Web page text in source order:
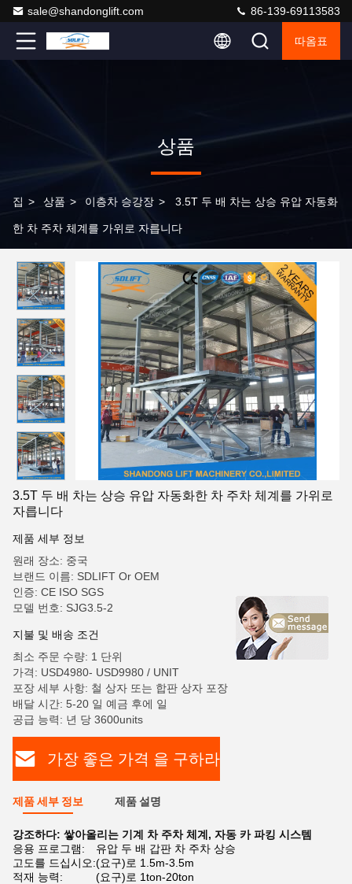
sale@shandonglift.com 86-139-69113583
따옴표
상품
집 > 상품 > 이층차 승강장 > 3.5T 두 배 차는 상승 유압 자동화
한 차 주차 체계를 가위로 자릅니다
3.5T 두 배 차는 상승 유압 자동화한 차 주차 체계를 가위로
자릅니다
제품 세부 정보
원래 장소: 중국
브랜드 이름: SDLIFT Or OEM
인증: CE ISO SGS
모델 번호: SJG3.5-2
지불 및 배송 조건
최소 주문 수량: 1 단위
가격: USD4980- USD9980 / UNIT
포장 세부 사항: 철 상자 또는 합판 상자 포장
배달 시간: 5-20 일 예금 후에 일
공급 능력: 년 당 3600units
가장 좋은 가격 을 구하라
제품 세부 정보 제품 설명
강조하다: 쌓아올리는 기계 차 주차 체계 , 자동 카 파킹 시스템
응용 프로그램:
유압 두 배 갑판 차 주차 상승
고도를 드십시오:(요구)로 1.5m-3.5m
적재 능력:
(요구)로 1ton-20ton